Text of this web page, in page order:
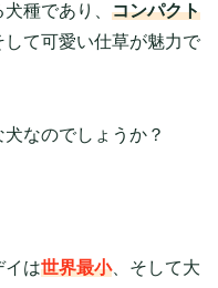
種であり、 コンパクト
して可愛い仕草が魅力で
なのでしょうか？
イは世界最小、そして大